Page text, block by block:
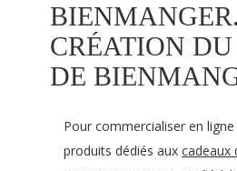
CRÉATION
DE
Pour commercialiser en
produits dédiés aux cadeaux